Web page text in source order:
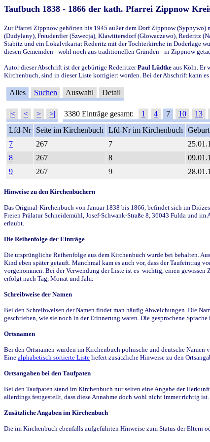
Taufbuch 1838 - 1866 der kath. Pfarrei Zippnow
Zur Pfarrei Zippnow gehörten bis 1945 außer dem Dorf Zippnow
(Dudylany), Freudenfier (Szwecja), Klawittersdorf (Glowaczewo), Rederitz
Stabitz und ein Lokalvikariat Rederitz mit der Tochterkirche in Doderlage
diesen Gemeinden - wohl noch aus traditionellen Gründen - in Zippnow
Autor dieser Abschrift ist der gebürtige RederitzerPaul Lüdtke aus Köln. Er
Kirchenbuch, sind in dieser Liste korrigiert worden. Bei der Abschrift kann
Alles Suchen Auswahl Detail
|< < > >| 3380 Einträge gesamt: 1 4 7 10 13
Lfd-Nr
Seite im Kirchenbuch Lfd-Nr im Kirchenbuch
7
267 7
8
267 8
9
267 9
Hinweise zu den Kirchenbüchern
Das Original-Kirchenbuch von Januar 1838 bis 1866, befindet sich im
Freien Prälatur Schneidemühl, Josef-Schwank-Straße 8, 36043 Fulda und
erlaubt.
Die Reihenfolge der Einträge
Die ursprüngliche Reihenfolge aus dem Kirchenbuch wurde bei behalten.
Kind eben später getauft. Manchmal kam es auch vor, dass der Taufeintrag
vorgenommen. Bei der Verwendung der Liste ist es wichtig, einen
erfolgt nach Tag, Monat und Jahr.
Schreibweise der Namen
Bei den Schreibweisen der Namen findet man häufig Abweichungen. Die
geschrieben, wie sie noch in der Erinnerung waren. Die gesprochene
Ortsnamen
Bei den Ortsnamen wurden im Kirchenbuch polnische und deutsche Namen
Eine alphabetisch sortierte Liste liefert zusätzliche Hinweise zu den
Ortsangaben bei den Taufpaten
Bei den Taufpaten stand im Kirchenbuch nur selten eine Angabe der
allerdings festgestellt, dass diese Annahme doch wohl nicht immer richtig
Zusätzliche Angaben im Kirchenbuch
Die im Kirchenbuch ebenfalls aufgeführten Hinweise zum Status der Eltern